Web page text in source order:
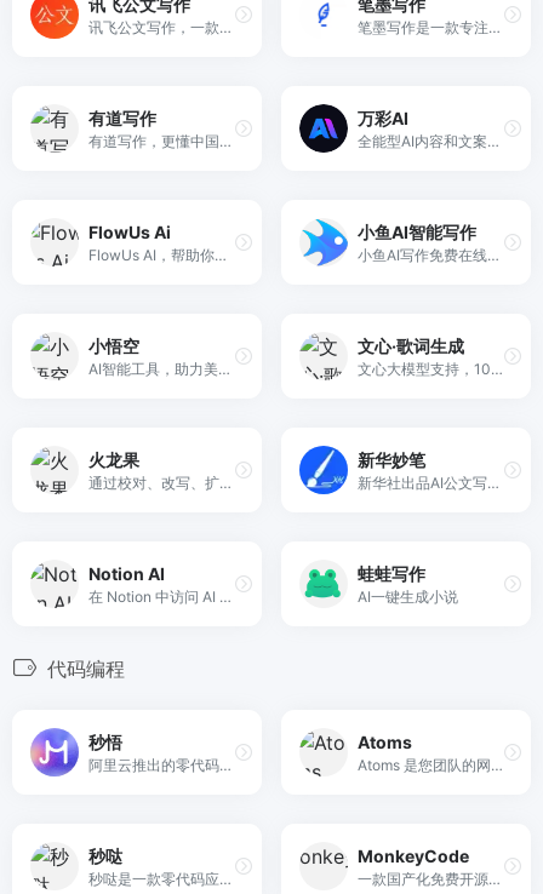
讯飞公文写作，一款依托于科大讯飞星火大模型技术的AI公文写作助手。讯飞公文提供免费海量素材库，支持公文一键生成、及校对、润色、改写、扩写、续写服务。帮助广大公文专撰稿人高效完成工作总结、心得体会、调研报告、通知公告、讲话稿、请示等各类公文材料的创作，免费使用，简单便捷高效。 笔墨写作是一款专注于各种文体写作的智能AI创作平台，提供全面的写作、校对、润色、资料库及模板服务。无论是公职人员、事业单位、国企人员、还是医院、学校等机构，笔墨公文都能帮助您高效完成述职报告、工作总结、心得体会、调研报告、年终总结等各类公文材料的创作。
有道写作
有道写作，更懂中国人的英文写作神器，智能修改, 实现完美英文写作
万彩AI
全能型AI内容和文案创作助手
FlowUs Ai
FlowUs AI，帮助你写文章、论文、报告、甚至新闻稿等内容
小鱼AI智能写作
小鱼AI写作免费在线智能AI写作平台，AI自动生成高质量原创内容。拥有超过2500个智能写作模板，支持AI写作、AI续写、关键词写文章、文章起标题。覆盖AI影视解说，AI知乎 ...
小悟空
AI智能工具，助力美好生活。轻轻一键，唤醒专属于你的私人助理。智慧服务，美好生活。
文心·歌词生成
文心大模型支持，10秒创作一首歌。
火龙果
通过校对、改写、扩展等功能实现高质量内容的快速生产。
新华妙笔
新华社出品AI公文写作平台
Notion AI
在 Notion 中访问 AI 的无限力量。工作更快。写得更好。想得更大。
蛙蛙写作
AI一键生成小说
代码编程
秒悟
阿里云推出的零代码AI应用创作平台，无需编程基础，仅靠自然语言描述需求，即可依托多模型协同，分钟级生成含前后端、数据库的完整网页与应用，自动调配云端资源并一键部署上线，适配个人建站、活动页面、简易后台搭建等多元场景，大幅降低应用开发门槛。
Atoms
Atoms 是您团队的网站和应用程序创建者。使用 Atoms AI 员工在几分钟内验证想法、构建产品并获取客户，无需任何代码。
秒哒
秒哒是一款零代码应用生成平台，无需编程经验，通过自然语言对话式和拖拽式搭建具有完整前后端的应用，一句话生成各类应用，支持生成网站、小程序、H5、小游戏、小工具、轻应用等，提供海量免费模版，24小时在线agent团队，0成本极速上线，无需运维，一人即团队，让每个人都具备程序员能力。
MonkeyCode
一款国产化免费开源的 AI conding 应用，支持私有化部署。